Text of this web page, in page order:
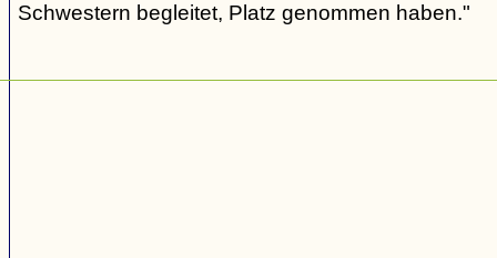
Schwestern begleitet, Platz genommen haben."